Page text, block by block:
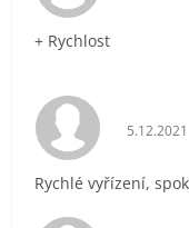
+ Rychlost
5.12.2021
Rychlé vyřízení,